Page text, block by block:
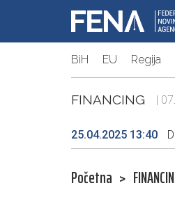
BiH EU Regija
FINANCING |
25.04.2025 13:40
Početna >